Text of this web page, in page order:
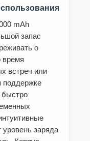
mAh
запас
о
время
встреч или
поддержке
быстро
уровень заряда